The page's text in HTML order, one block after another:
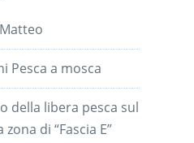
Pesca a mosca
della libera pesca sul
di “Fascia E”